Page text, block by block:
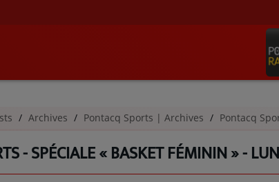
Archives Pontacq Sports | Archives Pontacq
- SPÉCIALE « BASKET FÉMININ » -